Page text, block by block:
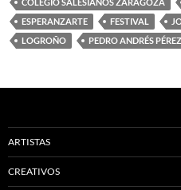
ESPERANZARTE
FESTIVAL
LOGROÑO
PEDRO ANDRÉS PÉREZ
ARTISTAS
CREATIVOS